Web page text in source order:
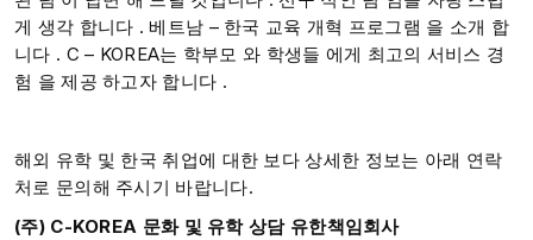
게 생각 합니다 . ​베트남 – 한국 교육 개혁 프로그램 을 소개 합
니다 . C – KOREA는 학부모 와 학생들 에게 최고의 서비스 경
험 을 제공 하고자 합니다 .
해외 유학 및 한국 취업에 대한 보다 상세한 정보는 아래 연락
처로 문의해 주시기 바랍니다.
(주) C-KOREA 문화 및 유학 상담 유한책임회사